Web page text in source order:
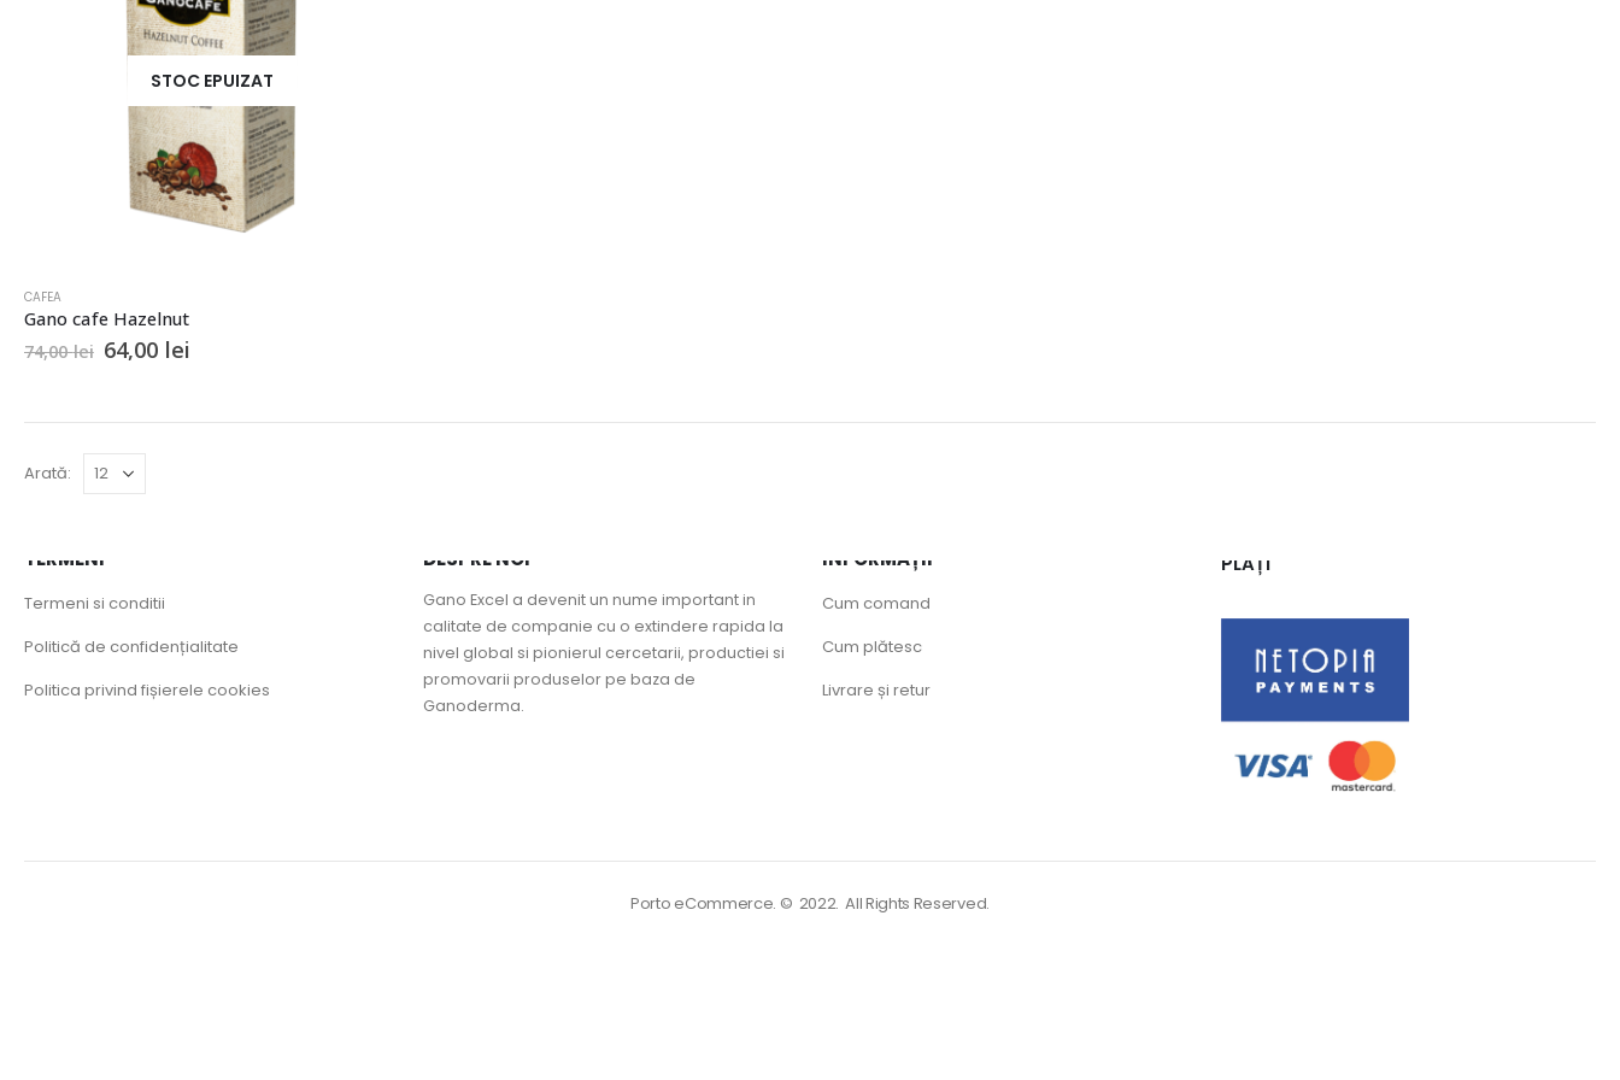
STOC EPUIZAT
CAFEA
Gano cafe Hazelnut
74,00lei Prețul
inițial
64,00 leiPrețul
Arată:
TERMENI
Termeni si conditii
Politică de confidențialitate
Politica privind fișierele cookies
DESPRE NOI
Gano Excel a devenit un nume important in
calitate de companie cu o extindere rapida la
nivel global si pionierul cercetarii, productiei si
promovarii produselor pe baza de
Ganoderma.
INFORMAȚII
Cum comand
Cum plătesc
Livrare și retur
PLĂȚI
Porto eCommerce. © 2022. All Rights Reserved.